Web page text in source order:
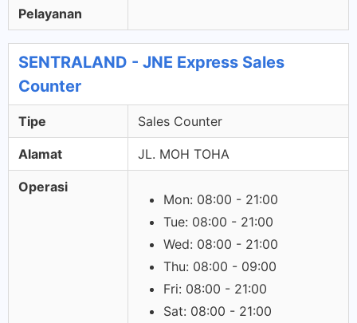
Pelayanan
SENTRALAND - JNE Express Sales
Counter
Tipe Sales Counter
Alamat JL. MOH TOHA
Operasi
Mon: 08:00 - 21:00
Tue: 08:00 - 21:00
Wed: 08:00 - 21:00
Thu: 08:00 - 09:00
Fri: 08:00 - 21:00
Sat: 08:00 - 21:00